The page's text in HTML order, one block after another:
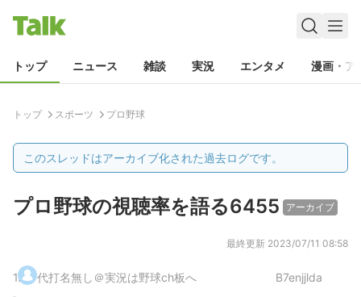
トップ ニュース 雑談 実況 エンタメ 漫画・ア
トップ スポーツ プロ野球
このスレッドはアーカイブ化された過去ログです。
プロ野球の視聴率を語る6455 アーカイブ
最終更新 2023/07/11 08:58
1. 代打名無し＠実況は野球ch板へ B7enjjlda